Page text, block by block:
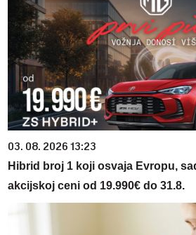
03. 08. 2026 13:23
Hibrid broj 1 koji osvaja Evropu,
akcijskoj ceni od 19.990€ do 31.8.